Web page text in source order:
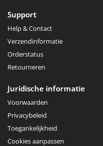
Support
Help & Contact
Verzendinformatie
Orderstatus
Retourneren
Juridische informatie
Voorwaarden
Privacybeleid
Toegankelijkheid
Cookies aanpassen